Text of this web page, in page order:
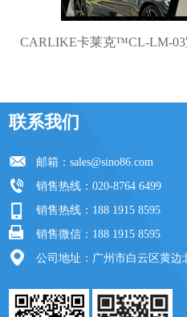
CARLIKE卡莱克™CL-LM-
联系我们
邮箱：sales@sino86.com
销售热线：020-8764 6499
销售热线：188 1915 8595
销售微信：188 1915 8595
公司地址：广州市白云区黄边